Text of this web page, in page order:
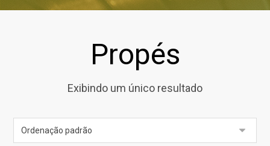
Propés
Exibindo um único resultado